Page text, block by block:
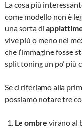
La cosa più
come modello non è
una sorta di
vive più o meno nei
che l’immagine fosse
split toning un po’ più
Se ci riferiamo alla
possiamo notare tre
Le ombre virano al